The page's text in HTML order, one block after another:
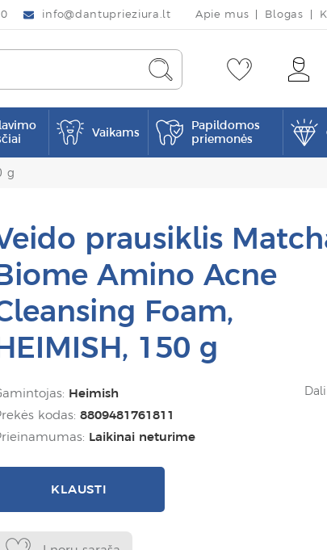
info@dantuprieziura.lt Apie mus Blogas
Vaikams
Papildomos
priemonės
g
prausiklis
Amino Acne
Foam,
150 g
Heimish
kodas: 8809481761811
Laikinai neturime
KLAUSTI